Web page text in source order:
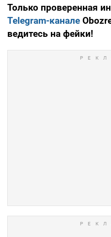
Только проверенная
Telegram-канале
ведитесь на фейки!